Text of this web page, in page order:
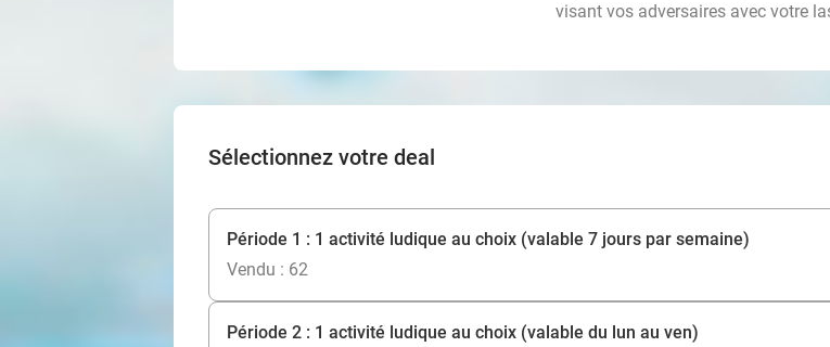
visant vos adversaires avec votre
Sélectionnez votre deal
Période 1 : 1 activité ludique au choix (valable 7 jours par semaine)
Vendu : 62
Période 2 : 1 activité ludique au choix (valable du lun au ven)